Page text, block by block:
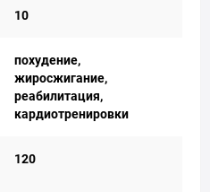
10
похудение,
жиросжигание,
реабилитация,
кардиотренировки
120